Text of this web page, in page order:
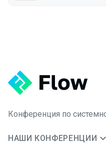
Конференция по
НАШИ КОНФЕРЕНЦИИ